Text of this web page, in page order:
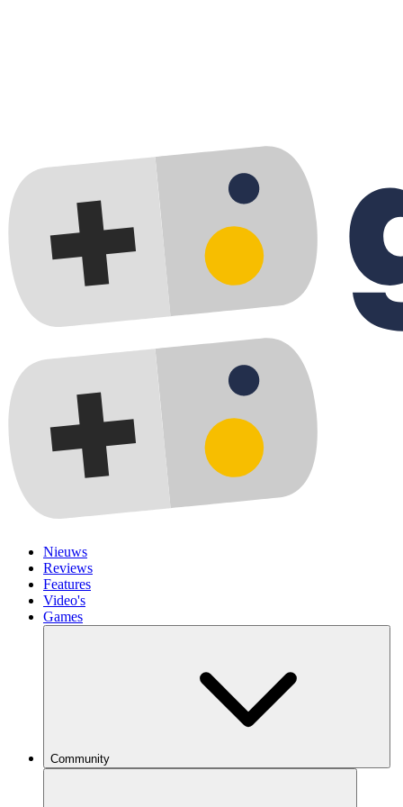
Nieuws
Reviews
Features
Video's
Games
Community